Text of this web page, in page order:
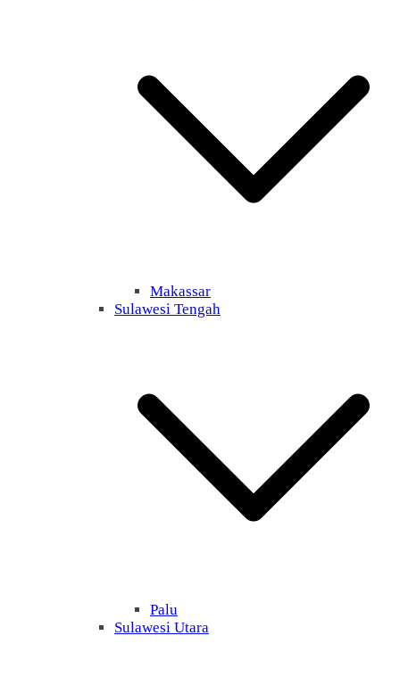
Makassar
Sulawesi Tengah
Palu
Sulawesi Utara